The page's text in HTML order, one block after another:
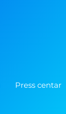
Press centar